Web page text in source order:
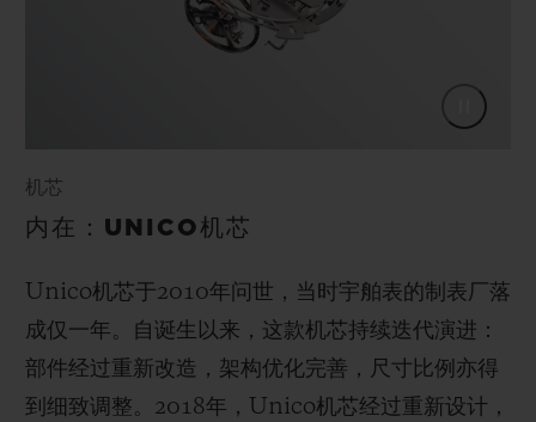
机芯
内在：UNICO机芯
Unico机芯于2010年问世，当时宇舶表的制表厂落
成仅一年。自诞生以来，这款机芯持续迭代演进：
部件经过重新改造，架构优化完善，尺寸比例亦得
到细致调整。2018年，Unico机芯经过重新设计，